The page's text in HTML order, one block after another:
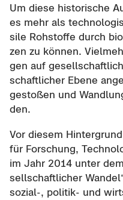
Um diese his­to­ri­sche
es mehr als
si­le Roh­stof­fe durch
zen zu kön­nen.
gen auf
schaft­li­cher Ebene
ge­sto­ßen und
den.
Vor die­sem
für For­schung,
im Jahr 2014 unter
sell­schaft­li­cher
sozial-​, politik-​ und